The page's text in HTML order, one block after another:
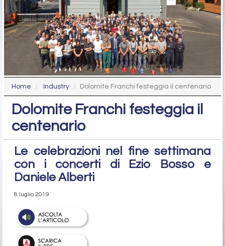
Home Industry Dolomite Franchi festeggia il centenario
Dolomite Franchi festeggia il
centenario
Le celebrazioni nel fine settimana
con i concerti di Ezio Bosso e
Daniele Alberti
8 luglio 2019